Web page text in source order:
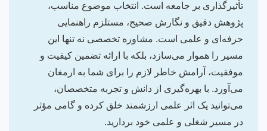
تأثیرگذاری بر جامعه است. انتخاب موضوع مناسب،
پژوهش دقیق و نگارش صحیح، مستلزم راهنمایی
حرفه‌ای و علمی است. مشاوره تخصصی نه تنها این
مسیر را هموار می‌سازد، بلکه با ارائه تضمین کیفیت و
موفقیت، آرامش خاطر لازم را برای شما به ارمغان
می‌آورد. با بهره‌گیری از دانش و تجربه متخصصان،
می‌توانید یک اثر علمی ارزشمند خلق کرده و گامی مؤثر
در مسیر شغلی و علمی خود بردارید.